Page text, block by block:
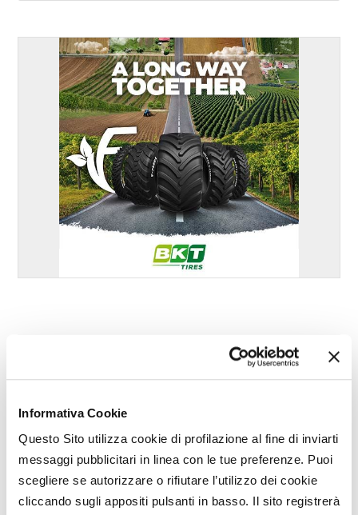
Informativa Cookie
Questo Sito utilizza cookie di profilazione al fine di inviarti
messaggi pubblicitari in linea con le tue preferenze. Puoi
scegliere se autorizzare o rifiutare l’utilizzo dei cookie
cliccando sugli appositi pulsanti in basso. Il sito registrerà
Maggio - Giugno
anno 2026 / nr. 5-6
Sfoglia la rivista
Leggi gli articoli